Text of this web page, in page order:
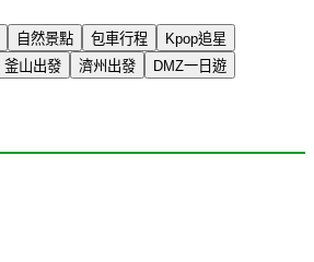
自然景點 包車行程
Kpop追星
釜山出發 濟州出發
DMZ一日遊